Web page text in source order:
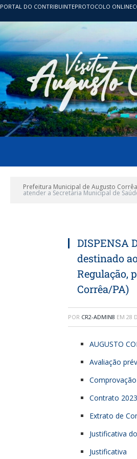
PORTAL DO CONTRIBUINTEPROTOCOLO ONLINE
Prefeitura Municipal de Augusto
atender a Secretaria Municipal de
DISPENSA
destinado
Regulação,
Corrêa/PA)
POR CR2-ADMIN8 EM 28
AUGUSTO
Avaliação
Contrato
Extrato de
Justificativa
Justificativa